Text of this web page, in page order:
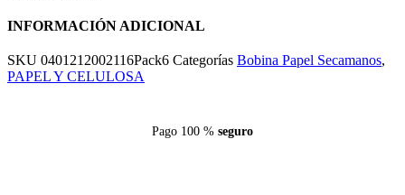
INFORMACIÓN ADICIONAL
SKU 0401212002116Pack6 Categorías Bobina Papel Secamanos,
PAPEL Y CELULOSA
Pago 100 % seguro